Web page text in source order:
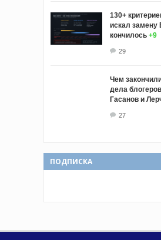
130+
искал замену
кончилось +9
29
Чем
дела
Гасанов и
27
ПОДПИСКА